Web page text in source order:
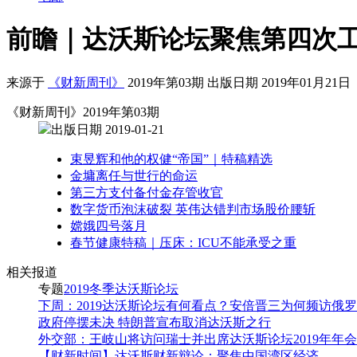
前瞻｜达沃斯论坛聚焦第四次
来源于 《财新周刊》 2019年第03期 出版日期 2019年01月21日
《财新周刊》2019年第03期
出版日期 2019-01-21
束昱辉和他的权健“帝国”｜特稿精选
金墉离任与世行的命运
第三方支付备付金存管收官
数字货币泡沫破裂 英伟达错判市场股价腰斩
嫦娥四号落月
春节健康特稿｜压床：ICU不能承受之重
相关报道
专题2019冬季达沃斯论坛
下周：2019达沃斯论坛有何看点？安倍晋三为何频访俄罗
政府停摆未决 特朗普宣布取消达沃斯之行
外交部：王岐山将访问瑞士并出席达沃斯论坛2019年年会